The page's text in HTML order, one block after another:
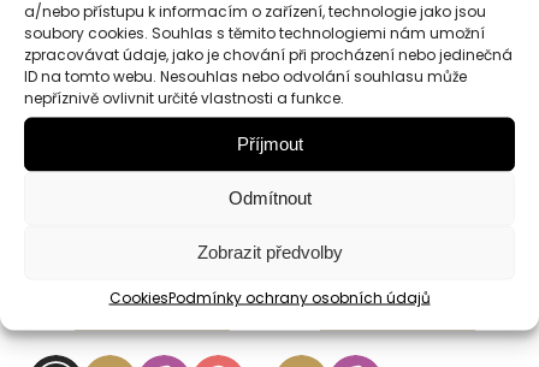
a/nebo přístupu k informacím o zařízení, technologie jako jsou
soubory cookies. Souhlas s těmito technologiemi nám umožní
zpracovávat údaje, jako je chování při procházení nebo jedinečná
ID na tomto webu. Nesouhlas nebo odvolání souhlasu může
nepříznivě ovlivnit určité vlastnosti a funkce.
Příjmout
Odmítnout
Zobrazit předvolby
CookiesPodmínky ochrany osobních údajů
Relax s vůní
levandule
Detail
Pro paní učitelku
Detail